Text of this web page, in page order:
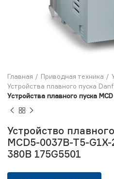
Главная Приводная техника
Устройства плавного пуска
Устройства плавного пуска
Устройство
MCD5-0037B-T5-
380В 175G5501